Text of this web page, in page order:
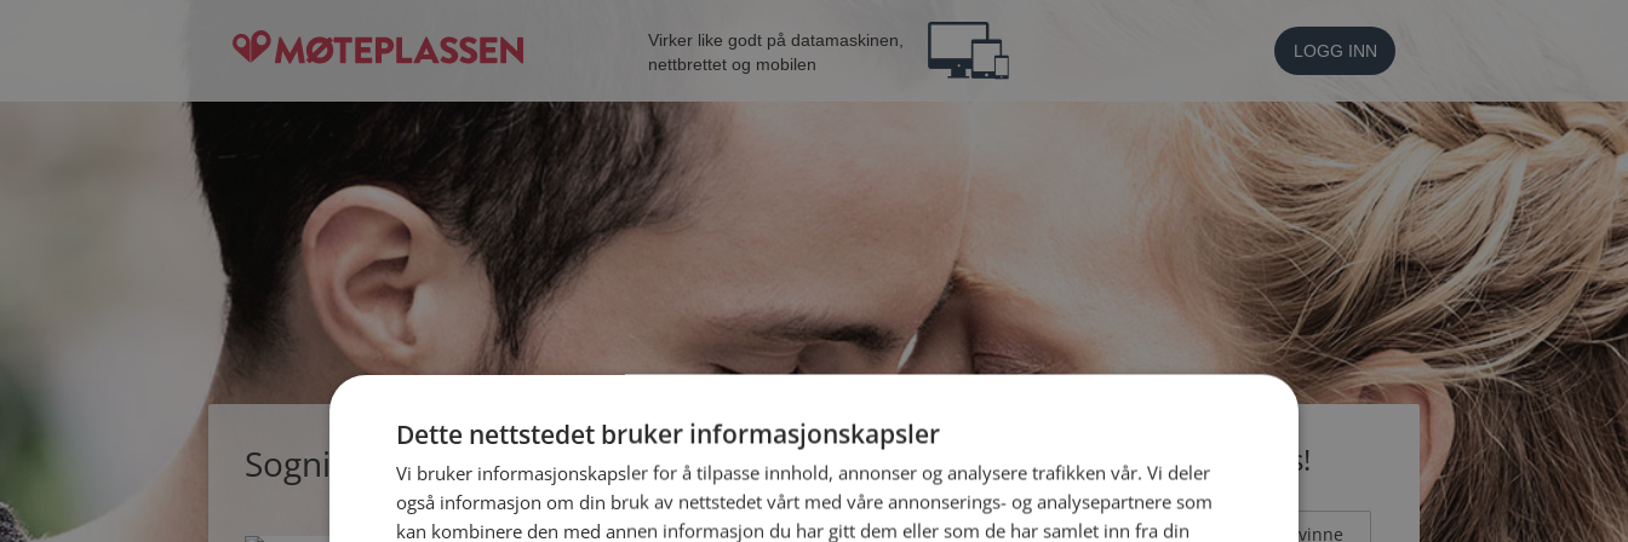
Virker like godt på datamaskinen,
nettbrettet og mobilen
LOGG INN
Sogningen, single mann fra Oslo Bli medlem gratis!
Jeg er en: Mann Kvinne
Dette nettstedet bruker informasjonskapsler
Vi bruker informasjonskapsler for å tilpasse innhold, annonser og analysere trafikken vår. Vi deler
også informasjon om din bruk av nettstedet vårt med våre annonserings- og analysepartnere som
kan kombinere den med annen informasjon du har gitt dem eller som de har samlet inn fra din